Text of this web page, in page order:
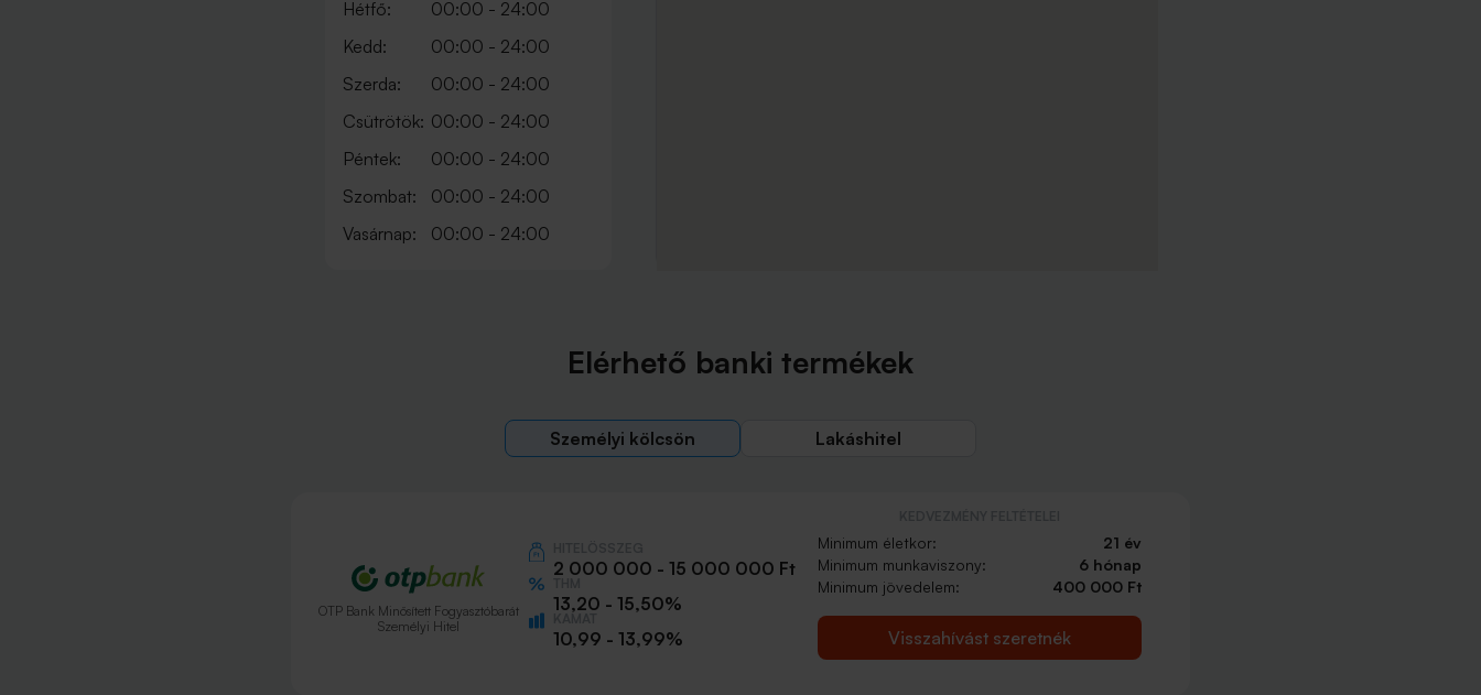
Hétfő:
00:00 - 24:00
Kedd:
00:00 - 24:00
Szerda:
00:00 - 24:00
Csütrötök: 00:00 - 24:00
Péntek:
00:00 - 24:00
Szombat:
00:00 - 24:00
Vasárnap:
00:00 - 24:00
Elérhető banki termékek
Személyi kölcsön Lakáshitel
OTP Bank Minősített Fogyasztóbarát
Személyi Hitel
2 000 000 - 15 000 000 Ft
13,20 - 15,50%
KAMAT
10,99 - 13,99%
Minimum életkor:
21 év
Minimum munkaviszony:
6 hónap
Minimum jövedelem:
400 000 Ft
Visszahívást szeretnék